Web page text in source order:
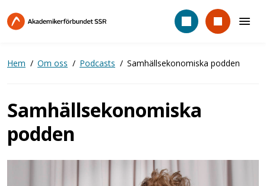
till
Hem Om oss Podcasts Samhällsekonomiska podden
Samhällsekonomiska
podden